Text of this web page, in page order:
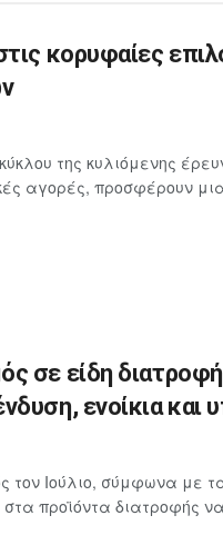
κορυφαίες
της κυλιόμενης
αγορές, προσφέρουν
σε είδη
ενοίκια και
τον Ιούλιο, σύμφωνα με
στα προϊόντα διατροφής